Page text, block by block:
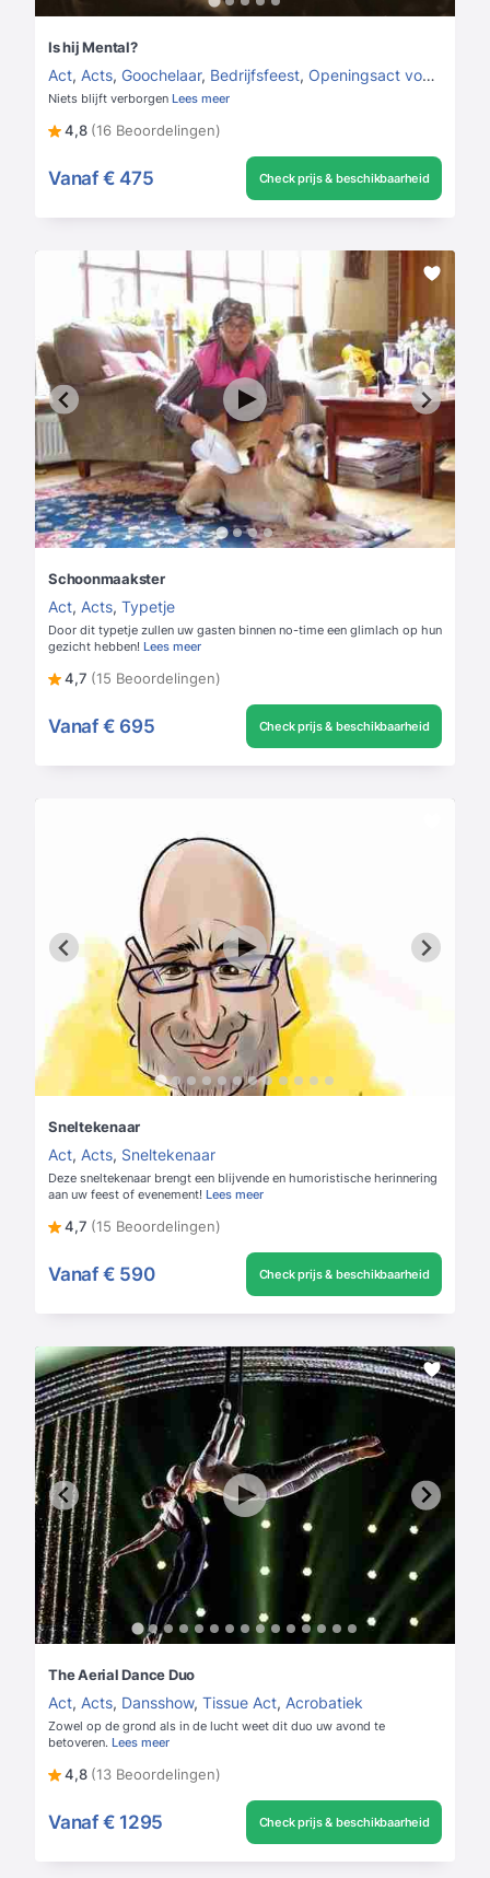
Is hij Mental?
Act, Acts, Goochelaar, Bedrijfsfeest, Openingsact voor bedrijfsfeest
Niets blijft verborgen Lees meer
4,8 (16 Beoordelingen)
Vanaf € 475 Check prijs & beschikbaarheid
Schoonmaakster
Act, Acts, Typetje
Door dit typetje zullen uw gasten binnen no-time een glimlach op hun
gezicht hebben! Lees meer
4,7 (15 Beoordelingen)
Vanaf € 695 Check prijs & beschikbaarheid
Sneltekenaar
Act, Acts, Sneltekenaar
Deze sneltekenaar brengt een blijvende en humoristische herinnering
aan uw feest of evenement! Lees meer
4,7 (15 Beoordelingen)
Vanaf € 590 Check prijs & beschikbaarheid
The Aerial Dance Duo
Act, Acts, Dansshow, Tissue Act, Acrobatiek
Zowel op de grond als in de lucht weet dit duo uw avond te
betoveren. Lees meer
4,8 (13 Beoordelingen)
Vanaf € 1295 Check prijs & beschikbaarheid